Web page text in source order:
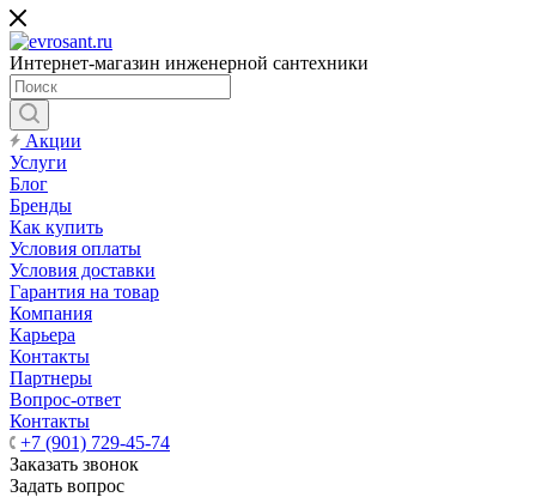
Интернет-магазин инженерной сантехники
Акции
Услуги
Блог
Бренды
Как купить
Условия оплаты
Условия доставки
Гарантия на товар
Компания
Карьера
Контакты
Партнеры
Вопрос-ответ
Контакты
+7 (901) 729-45-74
Заказать звонок
Задать вопрос